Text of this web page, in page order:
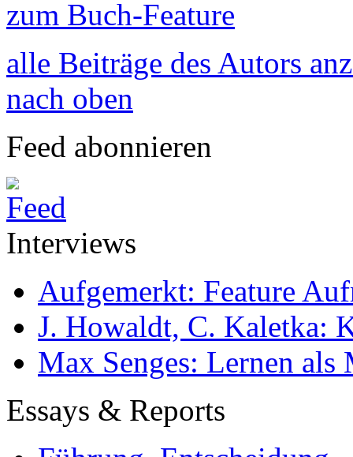
zum Buch-Feature
alle Beiträge des Autors
nach oben
Feed abonnieren
Interviews
Aufgemerkt: Feature
J. Howaldt, C. Kaletka:
Max Senges: Lernen als
Essays & Reports